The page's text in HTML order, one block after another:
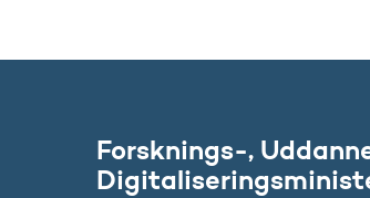
Forsknings-,